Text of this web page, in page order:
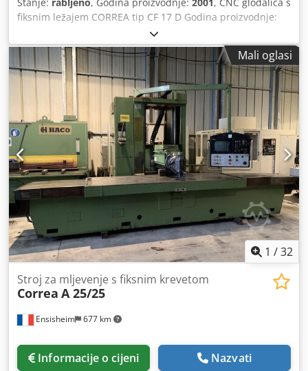
fiksnim ležajem CORREA tip CF 17 D Godina proizvodnje:
2001 Pomak X: 2000 mm Pomak Y: 800 mm Pomak Z: 800
mm Numeričko upravljanje: HEIDENHAIN 426 Vreteno: ISO
50 Brzina vretena: od 20 do 3000 o/min Veličina stola: 2000
x 700 mm Maksimalna nosivost stola: 3500 kg Motor
vretena: 17 kW Dimenzije (D x Š x V): 5300 x 2900 x 2800
mm Težina: 9 t Dsdjzmx R Sopfx Akkskr
Mali oglasi
1 /32
Ensisheim 677 km
Stroj za mljevenje s fiksnim krevetom
Correa A 25/25
Informacije o cijeni Nazvati